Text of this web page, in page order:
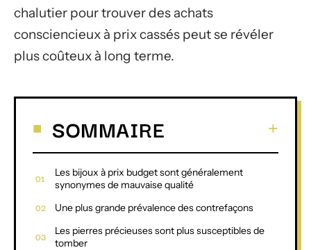
chalutier pour trouver des achats
consciencieux à prix cassés peut se révéler
plus coûteux à long terme.
SOMMAIRE
Les bijoux à prix budget sont généralement
synonymes de mauvaise qualité
Une plus grande prévalence des contrefaçons
Les pierres précieuses sont plus susceptibles de
tomber